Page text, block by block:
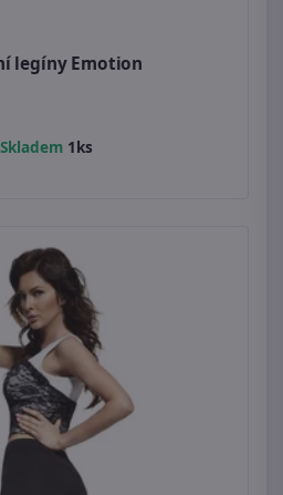
legíny Emotion
1ks